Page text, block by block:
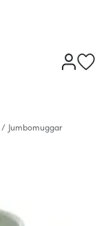
/ Jumbomuggar